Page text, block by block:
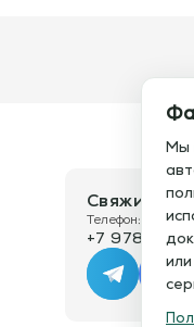
Свяжитесь
Телефон:
+7 978 793
Telegram
Мы